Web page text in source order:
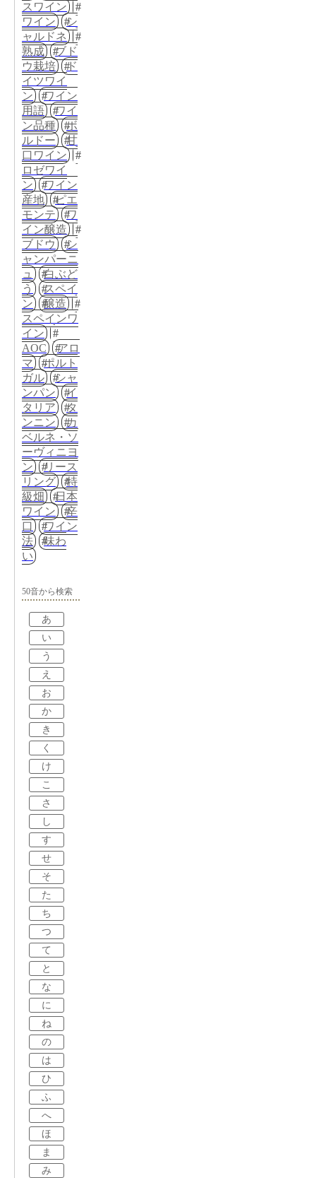
スワイン
ワイン
シ
ャルドネ
熟成
ブド
ウ栽培
ド
イツワイ
ン
ワイン
用語
ワイ
ン品種
ボ
ルドー
甘
口ワイン
ロゼワイ
ン
ワイン
産地
ピエ
モンテ
ワ
イン醸造
ブドウ
シ
ャンパーニ
ュ
白ぶど
う
スペイ
ン
醸造
スペインワ
イン
AOC
アロ
マ
ポルト
ガル
シャ
ンパン
イ
タリア
タ
ンニン
カ
ベルネ・ソ
ーヴィニヨ
ン
リース
リング
特
級畑
日本
ワイン
辛
口
ワイン
法
味わ
い
50音から検索
あ
い
う
え
お
か
き
く
け
こ
さ
し
す
せ
そ
た
ち
つ
て
と
な
に
ね
の
は
ひ
ふ
へ
ほ
ま
み